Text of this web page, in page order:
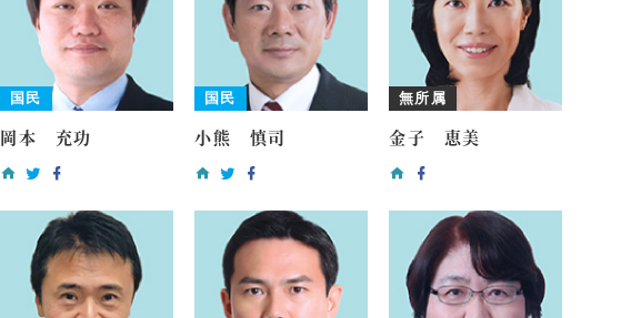
国民
岡本 充功
国民
小熊 慎司
無所属
金子 恵美